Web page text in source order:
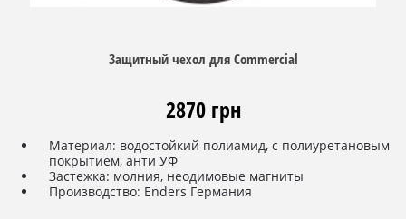
Защитный чехол для Commercial
2870 грн
Материал: водостойкий полиамид, с полиуретановым
покрытием, анти УФ
Застежка: молния, неодимовые магниты
Производство: Enders Германия